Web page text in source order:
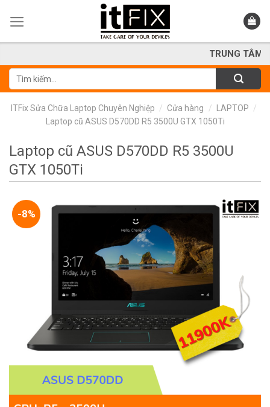
TRUNG TÂM SỬA
Tìm
kiếm:
ITFix Sửa Chữa Laptop Chuyên Nghiệp / Cửa hàng / LAPTOP /
Laptop cũ ASUS D570DD R5 3500U GTX 1050Ti
Laptop cũ ASUS D570DD R5 3500U
GTX 1050Ti
-8%